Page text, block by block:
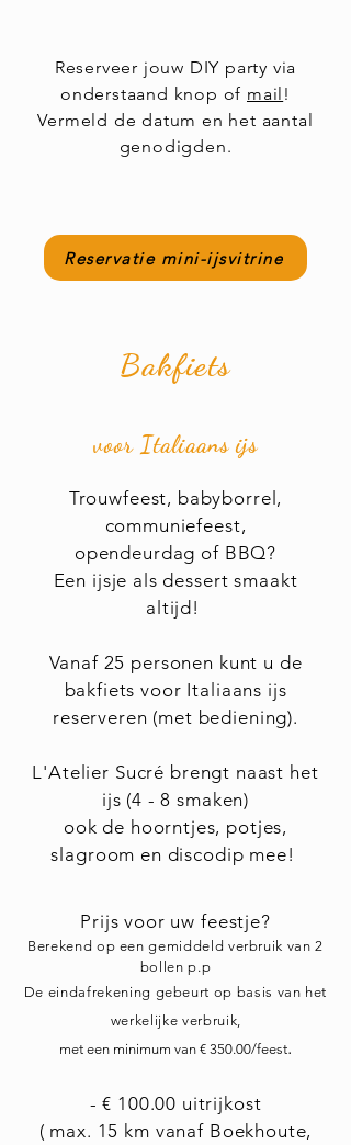
Reserveer jouw DIY party via
onderstaand knop of mail !
Vermeld de datum en het aantal
genodigden.
Reservatie mini-ijsvitrine
Bakfiets
voor Italiaans ijs
Trouwfeest, babyborrel,
communiefeest,
opendeurdag of BBQ?
Een ijsje als dessert smaakt
altijd!
Vanaf 25 personen kunt u de
bakfiets voor Italiaans ijs
reserveren (met bediening).
L'Atelier Sucré brengt naast het
ijs (4 - 8 smaken)
ook de hoorntjes, potjes,
slagroom en discodip mee!
Prijs voor uw feestje?
Berekend op een gemiddeld verbruik van 2
bollen p.p
De eindafrekening gebeurt op basis van het
werkelijke verbruik,
met een minimum van € 350.00/feest.
- € 100.00 uitrijkost
( max. 15 km vanaf Boekhoute,